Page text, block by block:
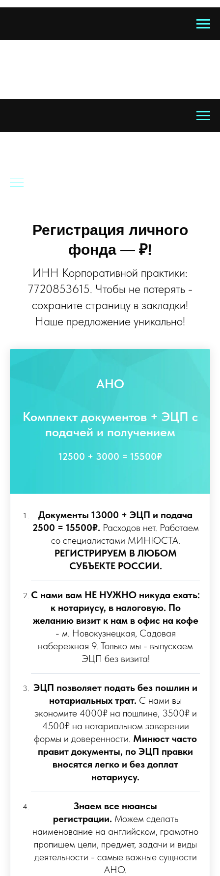
Регистрация личного
фонда — ₽!
ИНН Корпоративной практики:
7720853615. Чтобы не потерять -
сохраните страницу в закладки!
Наше предложение уникально!
АНО
Комплект документов + ЭЦП с
подачей и получением
12500 + 3000 = 15500₽
Документы 13000 + ЭЦП и подача
2500 = 15500₽. Расходов нет. Работаем
со специалистами МИНЮСТА.
РЕГИСТРИРУЕМ В ЛЮБОМ
СУБЪЕКТЕ РОССИИ.
С нами вам НЕ НУЖНО никуда ехать:
к нотариусу, в налоговую. По
желанию визит к нам в офис на кофе
- м. Новокузнецкая, Садовая
набережная 9. Только мы - выпускаем
ЭЦП без визита!
ЭЦП позволяет подать без пошлин и
нотариальных трат. С нами вы
экономите 4000₽ на пошлине, 3500₽ и
4500₽ на нотариальном заверении
формы и доверенности. Минюст часто
правит документы, по ЭЦП правки
вносятся легко и без доплат
нотариусу.
Знаем все нюансы
регистрации. Можем сделать
наименование на английском, грамотно
пропишем цели, предмет, задачи и виды
деятельности - самые важные сущности
АНО.